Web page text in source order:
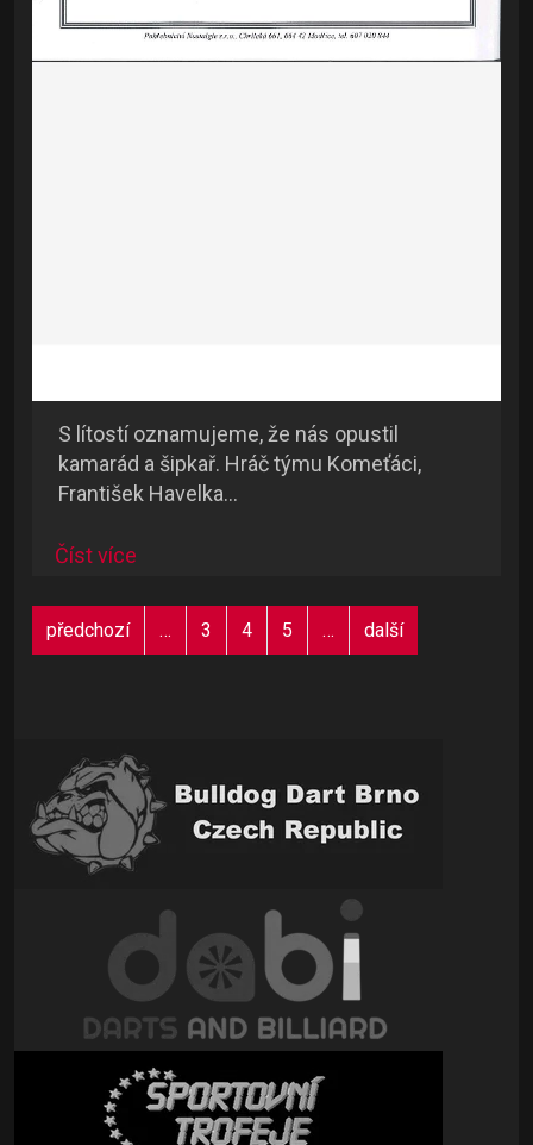
S lítostí oznamujeme, že nás opustil
kamarád a šipkař. Hráč týmu Komeťáci,
František Havelka...
Číst více
předchozí … 3 4 5 … další